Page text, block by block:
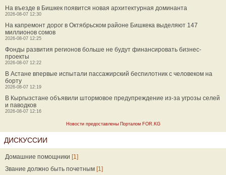
На въезде в Бишкек появится новая архитектурная доминанта
2026-08-07 12:30
На капремонт дорог в Октябрьском районе Бишкека выделяют 147
миллионов сомов
2026-08-07 12:25
Фонды развития регионов больше не будут финансировать бизнес-
проекты
2026-08-07 12:22
В Астане впервые испытали пассажирский беспилотник с человеком на
борту
2026-08-07 12:19
В Кыргызстане объявили штормовое предупреждение из-за угрозы селей
и паводков
2026-08-07 12:16
Новости предоставлены Порталом FOR.KG
ДИСКУССИИ
Домашние помощники [1]
Звание должно быть почетным [1]